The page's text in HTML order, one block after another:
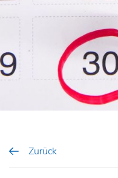
Zurück